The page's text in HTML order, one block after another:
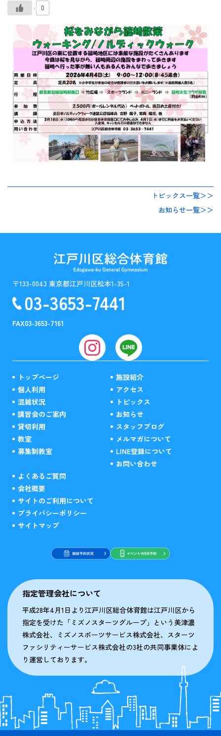
0
トピックス一覧＞＞
お知らせ一覧＞＞
〒133-0043 東京都江戸川区松本1-35-1
03-3653-7441
FAX03-3653-7161
トップページ
個人利用
混雑状況
講習会のご案内
貸切利用
教室
募集制教室
施設紹介
アクセス
トピックス
お知らせ
スタッフブログ
メルマガについて
LINE登録について
お問い合わせ
よくあるご質問
会社概要
サイトのご利用について
プライバシーポリシー
サイトマップ
指定管理会社について
平成28年4月1日より江戸川区総合体育館は江戸川区から
指定を受けた「ミズノスターツグループ」という美津濃
株式会社、ミズノスポーツサービス株式会社、スターツ
ファシリティーサービス株式会社の3社の共同事業体によ
り運営しております。